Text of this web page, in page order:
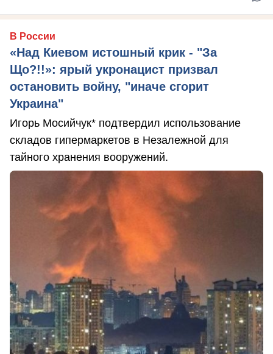
В России
«Над Киевом истошный крик - "За
Що?!!»: ярый укронацист призвал
остановить войну, "иначе сгорит
Украина"
Игорь Мосийчук* подтвердил использование
складов гипермаркетов в Незалежной для
тайного хранения вооружений.